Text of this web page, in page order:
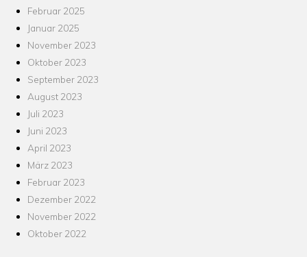
Februar 2025
Januar 2025
November 2023
Oktober 2023
September 2023
August 2023
Juli 2023
Juni 2023
April 2023
März 2023
Februar 2023
Dezember 2022
November 2022
Oktober 2022